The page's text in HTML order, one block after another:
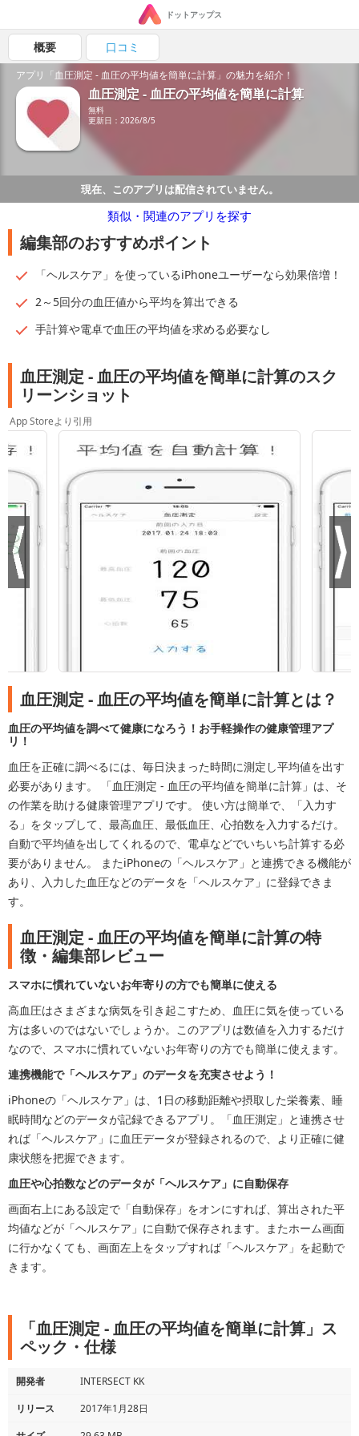
ドットアップス
概要 口コミ
アプリ「血圧測定 - 血圧の平均値を簡単に計算」の魅力を紹介！
血圧測定 - 血圧の平均値を簡単に計算
無料
更新日：2026/8/5
現在、このアプリは配信されていません。
類似・関連のアプリを探す
編集部のおすすめポイント
「ヘルスケア」を使っているiPhoneユーザーなら効果倍増！
2～5回分の血圧値から平均を算出できる
手計算や電卓で血圧の平均値を求める必要なし
血圧測定 - 血圧の平均値を簡単に計算のスク
リーンショット
App Storeより引用
血圧測定 - 血圧の平均値を簡単に計算とは？
血圧の平均値を調べて健康になろう！お手軽操作の健康管理アプ
リ！
血圧を正確に調べるには、毎日決まった時間に測定し平均値を出す
必要があります。 「血圧測定 - 血圧の平均値を簡単に計算」は、そ
の作業を助ける健康管理アプリです。 使い方は簡単で、「入力す
る」をタップして、最高血圧、最低血圧、心拍数を入力するだけ。
自動で平均値を出してくれるので、電卓などでいちいち計算する必
要がありません。 またiPhoneの「ヘルスケア」と連携できる機能が
あり、入力した血圧などのデータを「ヘルスケア」に登録できま
す。
血圧測定 - 血圧の平均値を簡単に計算の特
徴・編集部レビュー
スマホに慣れていないお年寄りの方でも簡単に使える
高血圧はさまざまな病気を引き起こすため、血圧に気を使っている
方は多いのではないでしょうか。このアプリは数値を入力するだけ
なので、スマホに慣れていないお年寄りの方でも簡単に使えます。
連携機能で「ヘルスケア」のデータを充実させよう！
iPhoneの「ヘルスケア」は、1日の移動距離や摂取した栄養素、睡
眠時間などのデータが記録できるアプリ。「血圧測定」と連携させ
れば「ヘルスケア」に血圧データが登録されるので、より正確に健
康状態を把握できます。
血圧や心拍数などのデータが「ヘルスケア」に自動保存
画面右上にある設定で「自動保存」をオンにすれば、算出された平
均値などが「ヘルスケア」に自動で保存されます。またホーム画面
に行かなくても、画面左上をタップすれば「ヘルスケア」を起動で
きます。
「血圧測定 - 血圧の平均値を簡単に計算」ス
ペック・仕様
開発者
INTERSECT KK
リリース
2017年1月28日